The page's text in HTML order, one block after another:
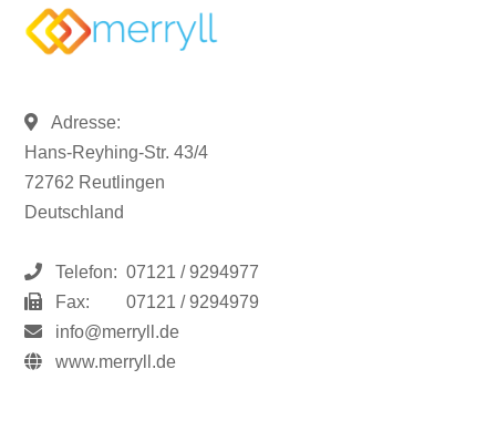
Adresse:
Hans-Reyhing-Str. 43/4
72762 Reutlingen
Deutschland
Telefon: 07121 / 9294977
Fax:
07121 / 9294979
info@merryll.de
www.merryll.de